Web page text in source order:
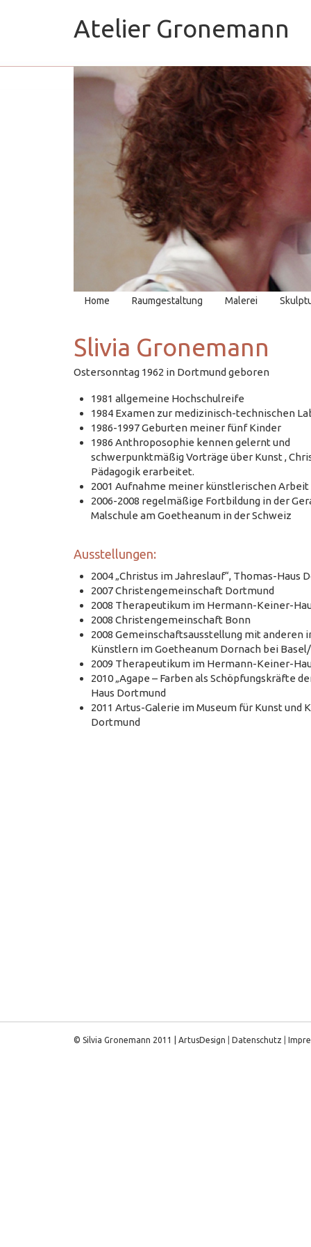
Atelier Gronemann
Home Raumgestaltung Malerei
Slivia Gronemann
Ostersonntag 1962 in Dortmund geboren
1981 allgemeine Hochschulreife
1984 Examen zur medizinisch-technischen
1986-1997 Geburten meiner fünf Kinder
1986 Anthroposophie kennen gelernt und
schwerpunktmäßig Vorträge über Kunst ,
Pädagogik erarbeitet.
2001 Aufnahme meiner künstlerischen Arbeit
2006-2008 regelmäßige Fortbildung in der
Malschule am Goetheanum in der Schweiz
Ausstellungen:
2004 „Christus im Jahreslauf“, Thomas-Haus
2007 Christengemeinschaft Dortmund
2008 Therapeutikum im Hermann-Keiner-
2008 Christengemeinschaft Bonn
2008 Gemeinschaftsausstellung mit anderen
Künstlern im Goetheanum Dornach bei
2009 Therapeutikum im Hermann-Keiner-
2010 „Agape – Farben als Schöpfungskräfte
Haus Dortmund
2011 Artus-Galerie im Museum für Kunst und
Dortmund
© Silvia Gronemann 2011 | ArtusDesign Datenschutz